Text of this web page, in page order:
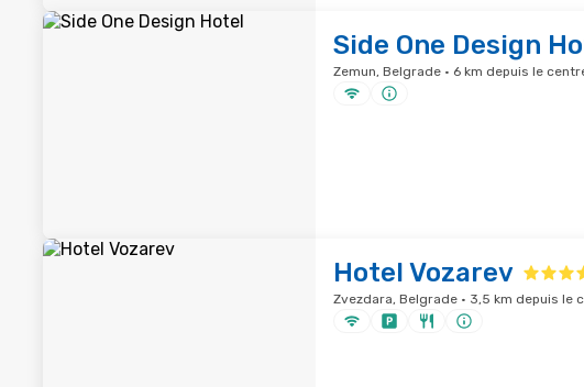
Side One Design
Zemun, Belgrade · 6 km depuis le
Hotel Vozarev
Zvezdara, Belgrade · 3,5 km depuis le